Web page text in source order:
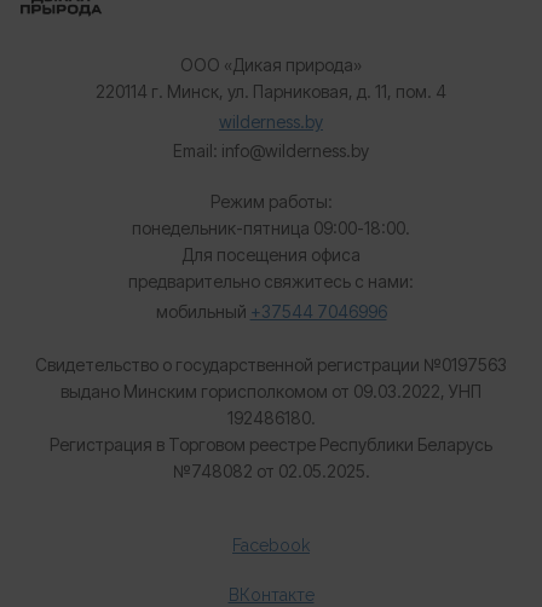
ООО «Дикая природа»
220114 г. Минск, ул. Парниковая, д. 11, пом. 4
wilderness.by
Email: info@wilderness.by
Режим работы:
понедельник-пятница 09:00-18:00.
Для посещения офиса
предварительно свяжитесь с нами:
мобильный +37544 7046996
Свидетельство о государственной регистрации №0197563
выдано Минским горисполкомом от 09.03.2022, УНП
192486180.
Регистрация в Торговом реестре Республики Беларусь
№748082 от 02.05.2025.
Facebook
ВКонтакте